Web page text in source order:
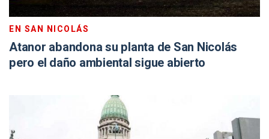
EN SAN NICOLÁS
Atanor abandona su planta de San Nicolás
pero el daño ambiental sigue abierto